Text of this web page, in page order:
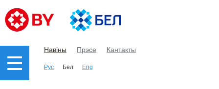
Навіны Прэсе Кантакты
Рус Бел Eng